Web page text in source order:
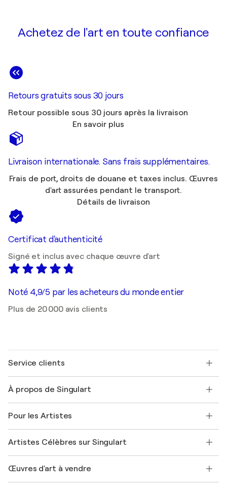
Achetez de l'art en toute confiance
Retours gratuits sous 30 jours
Retour possible sous 30 jours après la livraison
En savoir plus
Livraison internationale. Sans frais supplémentaires.
Frais de port, droits de douane et taxes inclus. Œuvres
d'art assurées pendant le transport.
Détails de livraison
Certificat d'authenticité
Signé et inclus avec chaque œuvre d'art
Noté 4,9/5 par les acheteurs du monde entier
Plus de 20 000 avis clients
Service clients
Expédition
Offrir une carte cadeau
Rejoignez notre programme commercial
Mon compte
+33 1 76 44 06 42
À propos de Singulart
FAQ
Magazine Singulart
Emplois
Découvrez une sélection d'art original
Pour les Artistes
Se connecter en tant qu'Artiste
Artistes Célèbres sur Singulart
Marc Chagall
Œuvres d'art à vendre